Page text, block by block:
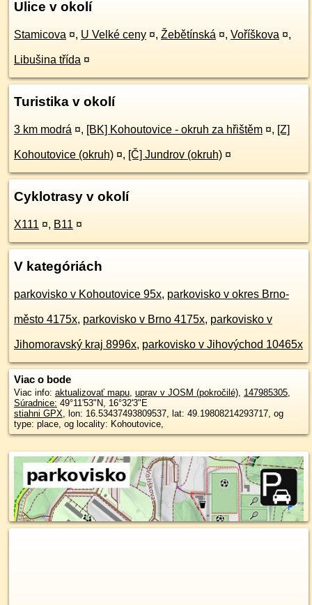
Ulice v okolí
Stamicova ¤, U Velké ceny ¤, Žebětínská ¤, Voříškova ¤,
Libušina třída ¤
Turistika v okolí
3 km modrá ¤, [BK] Kohoutovice - okruh za hřištěm ¤, [Z]
Kohoutovice (okruh) ¤, [Č] Jundrov (okruh) ¤
Cyklotrasy v okolí
X111 ¤, B11 ¤
V kategóriách
parkovisko v Kohoutovice 95x, parkovisko v okres Brno-
město 4175x, parkovisko v Brno 4175x, parkovisko v
Jihomoravský kraj 8996x, parkovisko v Jihovýchod 10465x
Viac o bode
Viac info: aktualizovať mapu, uprav v JOSM (pokročilé), 147985305,
Súradnice: 49°11'53"N, 16°32'3"E
stiahni GPX, lon: 16.53437493809537, lat: 49.19808214293717, og
type: place, og locality: Kohoutovice,